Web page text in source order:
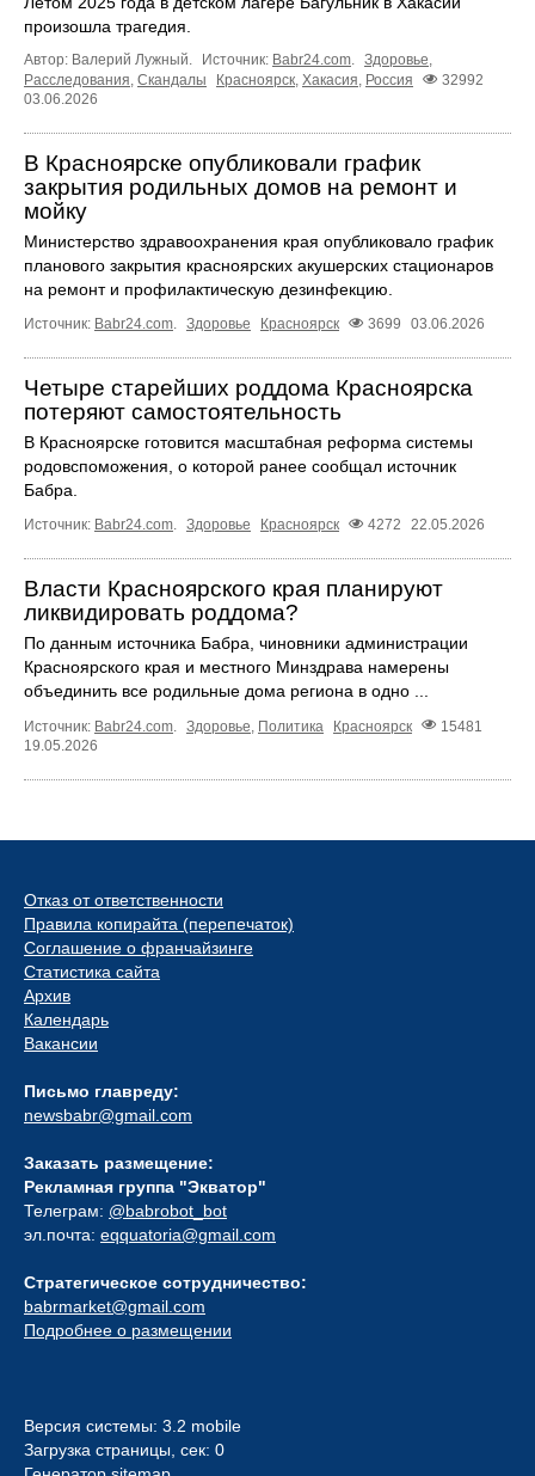
произошла трагедия.
Автор: Валерий Лужный. Источник: Babr24.com. Здоровье,
Расследования, Скандалы Красноярск, Хакасия, Россия
32992
03.06.2026
В Красноярске опубликовали график
закрытия родильных домов на ремонт и
мойку
Министерство здравоохранения края опубликовало график
планового закрытия красноярских акушерских стационаров
на ремонт и профилактическую дезинфекцию.
Источник: Babr24.com. Здоровье Красноярск 3699 03.06.2026
Четыре старейших роддома Красноярска
потеряют самостоятельность
В Красноярске готовится масштабная реформа системы
родовспоможения, о которой ранее сообщал источник
Бабра.
Источник: Babr24.com. Здоровье Красноярск 4272 22.05.2026
Власти Красноярского края планируют
ликвидировать роддома?
По данным источника Бабра, чиновники администрации
Красноярского края и местного Минздрава намерены
объединить все родильные дома региона в одно ...
Источник: Babr24.com Здоровье Политика Красноярск
15481
19.05.2026
Отказ от ответственности
Правила копирайта (перепечаток)
Соглашение о франчайзинге
Статистика сайта
Архив
Календарь
Вакансии
Письмо главреду:
newsbabr@gmail.com
Заказать размещение:
Рекламная группа "Экватор"
Телеграм: @babrobot_bot
эл.почта: eqquatoria@gmail.com
Стратегическое сотрудничество:
babrmarket@gmail.com
Подробнее о размещении
Версия системы: 3.2 mobile
Загрузка страницы, сек: 0